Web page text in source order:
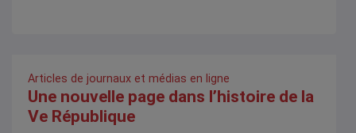
Articles de journaux et médias en ligne
Une nouvelle page dans l’histoire de la
Ve République